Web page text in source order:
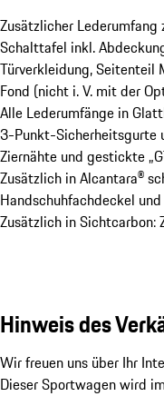
Zusätzlicher
Schalttafel inkl.
Türverkleidung, Seitenteil
Fond (nicht i. V. mit der
Alle Lederumfänge in
3-Punkt-Sicherheitsgurte
Ziernähte und gestickte
Zusätzlich in Alcantara®
Handschuhfachdeckel
Zusätzlich in Sichtcarbon:
Hinweis des
Wir freuen uns über Ihr
Dieser Sportwagen wird